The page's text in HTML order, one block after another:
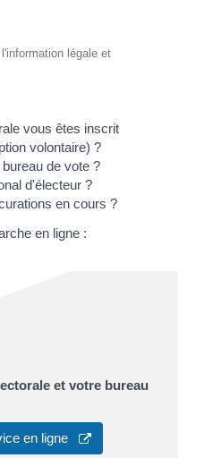
légale et
vous êtes inscrit
volontaire) ?
de vote ?
d'électeur ?
en cours ?
en ligne :
et votre bureau
en ligne